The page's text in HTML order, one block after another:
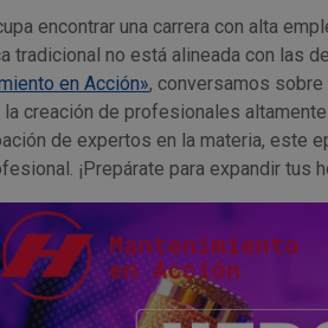
encontrar una carrera con alta
tradicional no está alineada con las
en Acción», conversamos
la creación de profesionales
de expertos en la materia, este
¡Prepárate para expandir tus